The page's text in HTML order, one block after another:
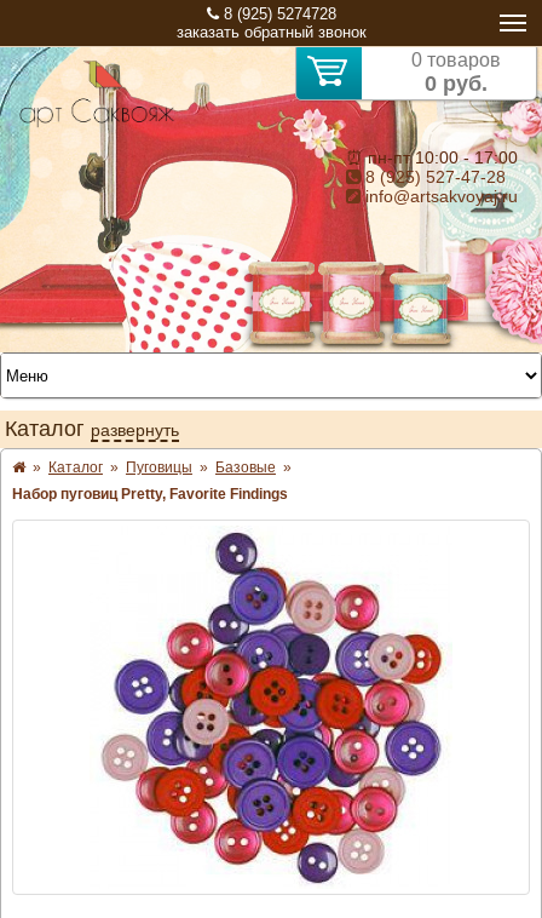
8 (925) 5274728
заказать обратный звонок
0 товаров
0 руб.
⏰ пн-пт 10:00 - 17:00
8 (925) 527-47-28
info@artsakvoyaj.ru
Каталог развернуть
» Каталог » Пуговицы » Базовые »
Набор пуговиц Pretty, Favorite Findings